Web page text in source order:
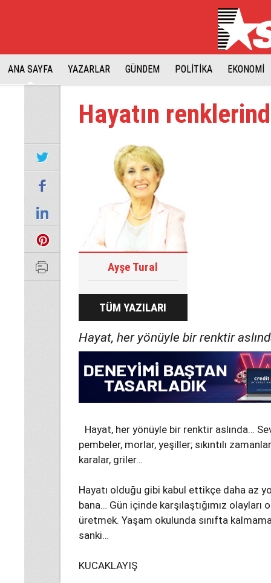
ANA SAYFA YAZARLAR GÜNDEM POLİTİKA EKONOMİ
Hayatın
Ayşe Tural
TÜM YAZILARI
Hayat, her yönüyle bir renktir
Hayat, her yönüyle bir renktir aslında…
pembeler, morlar, yeşiller; sıkıntılı
karalar, griler…
Hayatı olduğu gibi kabul ettikçe daha az
bana… Gün içinde karşılaştığımız
üretmek. Yaşam okulunda sınıfta
sanki…
KUCAKLAYIŞ